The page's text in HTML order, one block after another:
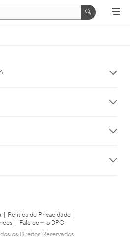
Política de Privacidade
Fale com o DPO
os Direitos Reservados.